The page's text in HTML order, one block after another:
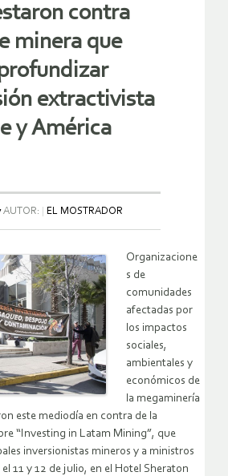
contra
minera que
extractivista
y América
AUTOR: EL MOSTRADOR
Organizacione
s de
comunidades
afectadas por
los impactos
sociales,
ambientales y
económicos de
la megaminería
este mediodía en contra de la
“Investing in Latam Mining”, que
inversionistas mineros y a ministros
11 y 12 de julio, en el Hotel Sheraton